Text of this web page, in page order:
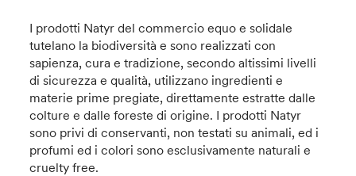
I prodotti Natyr del commercio equo e solidale
tutelano la biodiversità e sono realizzati con
sapienza, cura e tradizione, secondo altissimi livelli
di sicurezza e qualità, utilizzano ingredienti e
materie prime pregiate, direttamente estratte dalle
colture e dalle foreste di origine. I prodotti Natyr
sono privi di conservanti, non testati su animali, ed i
profumi ed i colori sono esclusivamente naturali e
cruelty free.